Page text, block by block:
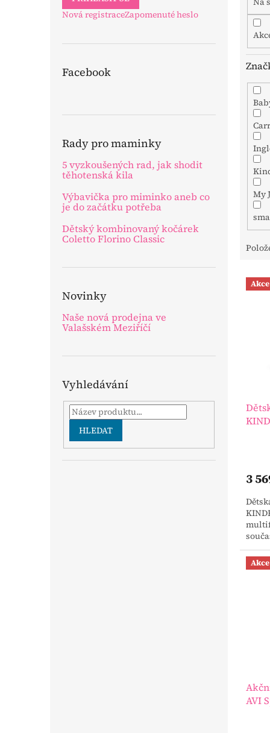
Nová registraceZapomenuté heslo
Facebook
Rady pro maminky
5 vyzkoušených rad, jak shodit
těhotenská kila
Výbavička pro miminko aneb co
je do začátku potřeba
Dětský kombinovaný kočárek
Coletto Florino Classic
Novinky
Naše nová prodejna ve
Valašském Meziříčí
Vyhledávání
HLEDAT
My
V
ý
k
Akce
3
Akce
AVI